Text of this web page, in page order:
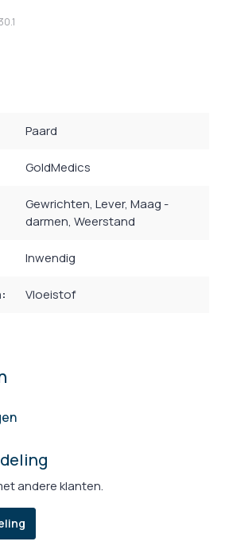
Paard
GoldMedics
Gewrichten, Lever, Maag -
darmen, Weerstand
Inwendig
Vloeistof
andere klanten.